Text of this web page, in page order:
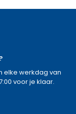
elke werkdag van
voor je klaar.